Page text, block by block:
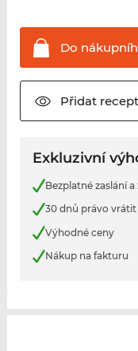
Do
Přidatrecept
Exkluzivní
Bezplatné zaslání
30 dnů právo vrátit
Výhodné ceny
Nákup na fakturu